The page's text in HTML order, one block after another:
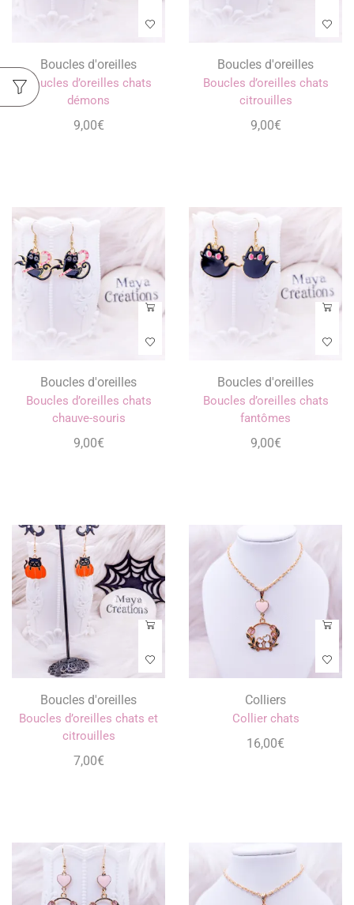
Boucles d'oreilles
Boucles d’oreilles chats
démons
9,00€
Boucles d'oreilles
Boucles d’oreilles chats
citrouilles
9,00€
Boucles d'oreilles
Boucles d’oreilles chats
chauve-souris
9,00€
Boucles d'oreilles
Boucles d’oreilles chats
fantômes
9,00€
Boucles d'oreilles
Boucles d’oreilles chats et
citrouilles
7,00€
Colliers
Collier chats
16,00€